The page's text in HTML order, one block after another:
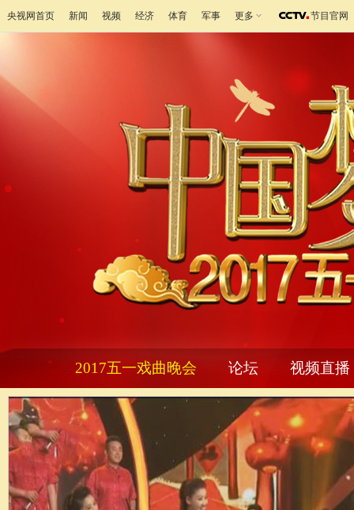
央视网首页 新闻 视频 经济 体育 军事 更多 节目官网
2017五一戏曲晚会 论坛 视频直播
《中国梦·劳动美——2017五一戏曲晚会
[花絮]中国梦 劳动美 2017五一戏曲晚会